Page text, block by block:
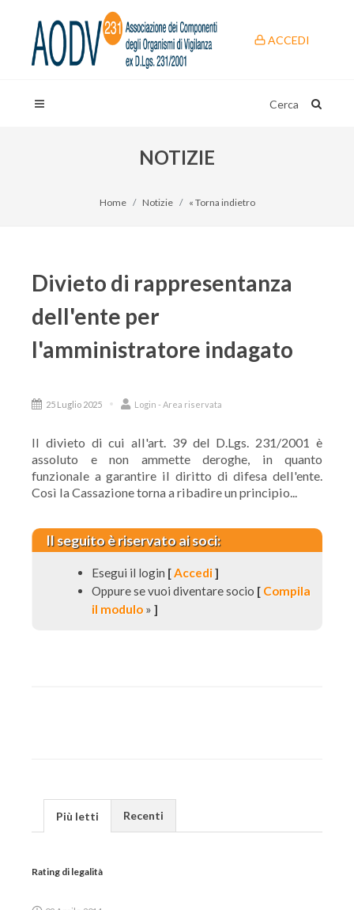
ACCEDI
Cerca
NOTIZIE
Home Notizie « Torna indietro
Divieto di rappresentanza
dell'ente per
l'amministratore indagato
25 Luglio 2025 Login - Area riservata
Il divieto di cui all'art. 39 del D.Lgs. 231/2001 è
assoluto e non ammette deroghe, in quanto
funzionale a garantire il diritto di difesa dell'ente.
Così la Cassazione torna a ribadire un principio...
Il seguito è riservato ai soci:
Esegui il login [Accedi]
Oppure se vuoi diventare socio [ Compila
il modulo » ]
Più letti Recenti
Rating di legalità